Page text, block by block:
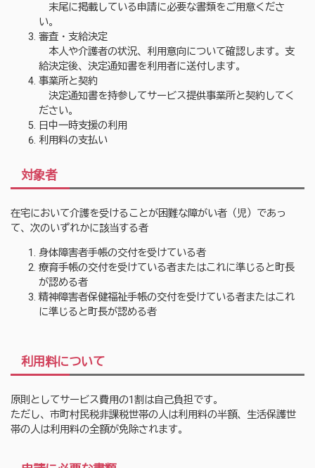
末尾に掲載している申請に必要な書類をご用意くださ
い。
審査・支給決定
本人や介護者の状況、利用意向について確認します。支
給決定後、決定通知書を利用者に送付します。
事業所と契約
決定通知書を持参してサービス提供事業所と契約してく
ださい。
日中一時支援の利用
利用料の支払い
対象者
在宅において介護を受けることが困難な障がい者（児）であっ
て、次のいずれかに該当する者
身体障害者手帳の交付を受けている者
療育手帳の交付を受けている者またはこれに準じると町長
が認める者
精神障害者保健福祉手帳の交付を受けている者またはこれ
に準じると町長が認める者
利用料について
原則としてサービス費用の1割は自己負担です。
ただし、市町村民税非課税世帯の人は利用料の半額、生活保護世
帯の人は利用料の全額が免除されます。